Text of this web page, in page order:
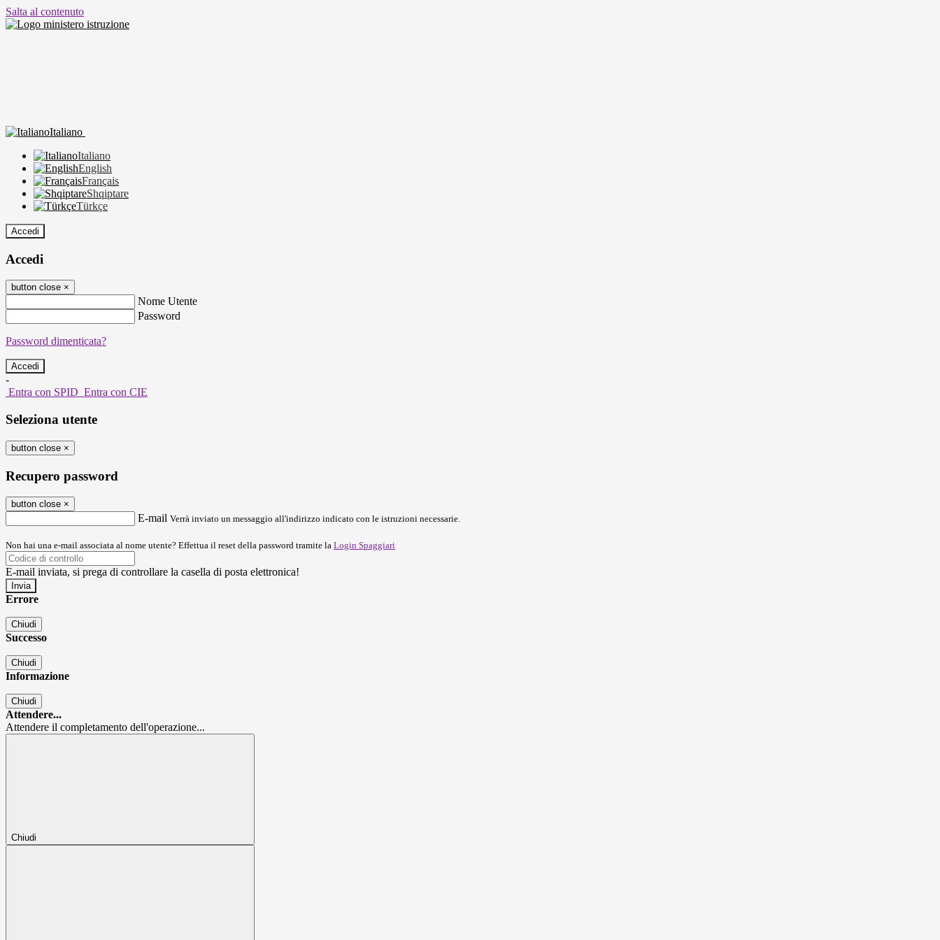
Salta al contenuto
Italiano
Italiano
English
Français
Shqiptare
Türkçe
Accedi
Accedi
button close ×
Nome Utente
Password
Password dimenticata?
-
Entra con SPID Entra con CIE
Seleziona utente
button close ×
Recupero password
button close ×
E-mail Verrà inviato un messaggio all'indirizzo indicato con le istruzioni necessarie.
Non hai una e-mail associata al nome utente? Effettua il reset della password tramite la Login Spaggiari
E-mail inviata, si prega di controllare la casella di posta elettronica!
Errore
Chiudi
Successo
Chiudi
Informazione
Chiudi
Attendere...
Attendere il completamento dell'operazione...
Chiudi